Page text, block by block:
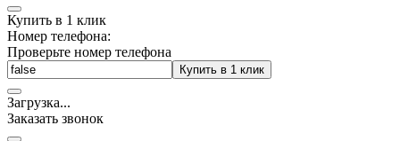
Купить в 1 клик
Номер телефона:
Проверьте номер телефона
Купить в 1 клик
Загрузка...
Заказать звонок